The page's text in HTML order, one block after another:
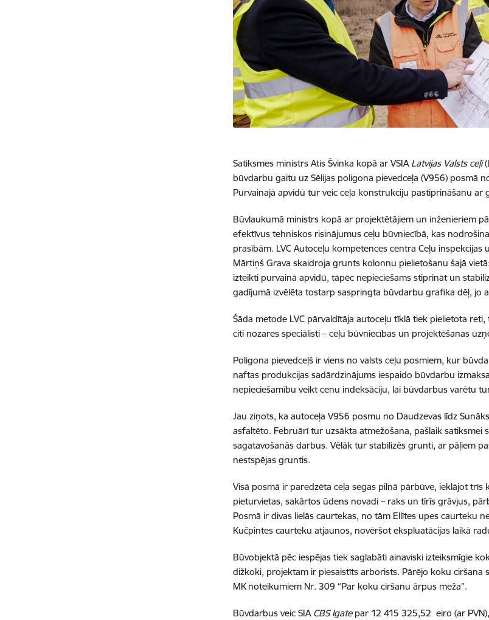
Satiksmes ministrs Atis Švinka kopā ar VSIA Latvijas Valsts ceļi
būvdarbu gaitu uz Sēlijas poligona pievedceļa (V956) posmā
Purvainajā apvidū tur veic ceļa konstrukciju pastiprināšanu ar
Būvlaukumā ministrs kopā ar projektētājiem un inženieriem
efektīvus tehniskos risinājumus ceļu būvniecībā, kas
prasībām. LVC Autoceļu kompetences centra Ceļu
Mārtiņš Grava skaidroja grunts kolonnu pielietošanu šajā
izteikti purvainā apvidū, tāpēc nepieciešams stiprināt un
gadījumā izvēlēta tostarp saspringta būvdarbu grafika dēļ, jo
Šāda metode LVC pārvaldītāja autoceļu tīklā tiek pielietota
citi nozares speciālisti – ceļu būvniecības un projektēšanas
Poligona pievedceļš ir viens no valsts ceļu posmiem, kur
naftas produkcijas sadārdzinājums iespaido būvdarbu
nepieciešamību veikt cenu indeksāciju, lai būvdarbus varētu
Jau ziņots, ka autoceļa V956 posmu no Daudzevas līdz
asfaltēto. Februārī tur uzsākta atmežošana, pašlaik satiksmei
sagatavošanās darbus. Vēlāk tur stabilizēs grunti, ar pāļiem
nestspējas gruntis.
Visā posmā ir paredzēta ceļa segas pilnā pārbūve, ieklājot
pieturvietas, sakārtos ūdens novadi – raks un tīrīs grāvjus,
Posmā ir divas lielās caurtekas, no tām Ellītes upes caurteku
Kučpintes caurteku atjaunos, novēršot ekspluatācijas laikā
Būvobjektā pēc iespējas tiek saglabāti ainaviski izteiksmīgie
dižkoki, projektam ir piesaistīts arborists. Pārējo koku ciršana
MK noteikumiem Nr. 309 “Par koku ciršanu ārpus meža”.
Būvdarbus veic SIA CBS Igatepar 12 415 325,52 eiro (ar